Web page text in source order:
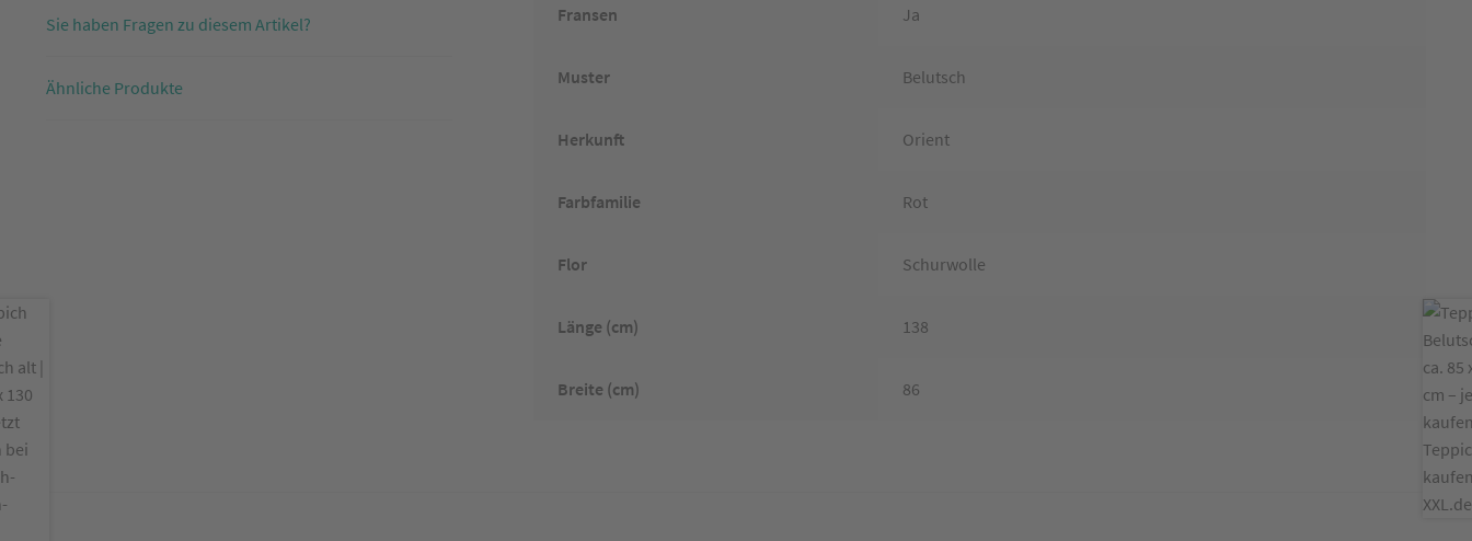
Sie haben Fragen zu diesem Artikel?
Ähnliche Produkte
Fransen Ja
Muster Belutsch
Herkunft Orient
Farbfamilie Rot
Flor Schurwolle
Länge (cm) 138
Breite (cm) 86